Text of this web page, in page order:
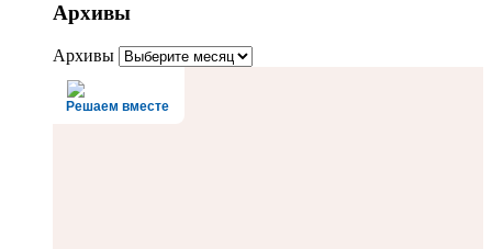
Архивы
Архивы
Решаем вместе